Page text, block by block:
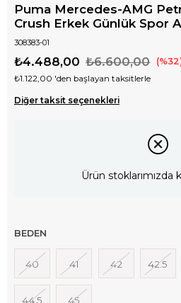
Puma Mercedes-AMG
Crush Erkek Günlük Spor
308383-01
₺6.600,00
₺4.488,00 32
₺1.122,00 'den başlayan taksitlerle
Diğer taksit seçenekleri
Ürün stoklarımızda
BEDEN
40 41 42 42.5
44.5 45